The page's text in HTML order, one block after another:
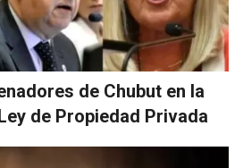
de Chubut en la
de Propiedad Privada